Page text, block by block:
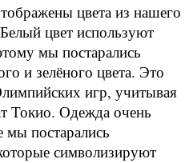
цвета из нашего
цвет используют
мы постарались
и зелёного цвета. Это
игр, учитывая
Токио. Одежда очень
мы постарались
символизируют